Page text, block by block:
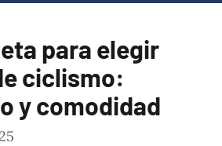
para elegir
ciclismo:
y comodidad